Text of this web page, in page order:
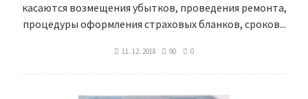
касаются возмещения убытков, проведения ремонта,
процедуры оформления страховых бланков, сроков...
11. 12. 2018 90 0